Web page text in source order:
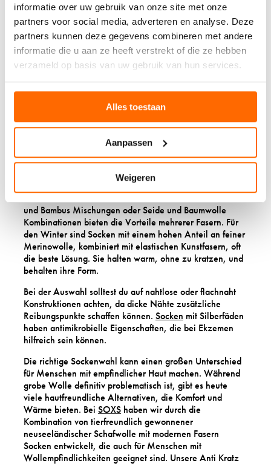
informatie over uw gebruik van onze site met onze
partners voor social media, adverteren en analyse. Deze
partners kunnen deze gegevens combineren met andere
informatie die u aan ze heeft verstrekt of die ze hebben
verzameld op basis van uw gebruik van hun services.
Alles toestaan
Aanpassen
Weigeren
EKZEMEN?
Bambusfasern sind eine hautfreundliche Alternative mit
natürlichen antibakteriellen Eigenschaften
. Sie sind
weich, feuchtigkeitsregulierend und hypoallergen. Seide
ist ebenfalls gut verträglich, aber weniger praktisch für
den Alltag und teurer in der Anschaffung.
chemische Behandlung, eignet sich gut für empfindliche
Haut. Modal und Tencel (Lyocell) aus Buchenholz sind
Feuchtigkeitsregulierung.
Spezielle Mischgewebe kombinieren verschiedene
und Bambus Mischungen oder Seide und Baumwolle
Kombinationen bieten die Vorteile mehrerer Fasern. Für
den Winter sind Socken mit einem hohen Anteil an feiner
Merinowolle, kombiniert mit elastischen Kunstfasern, oft
die beste Lösung. Sie halten warm, ohne zu kratzen, und
behalten ihre Form.
Bei der Auswahl solltest du auf nahtlose oder flachnaht
Konstruktionen achten, da dicke Nähte zusätzliche
Reibungspunkte schaffen können. Socken mit Silberfäden
haben antimikrobielle Eigenschaften, die bei Ekzemen
hilfreich sein können.
Die richtige Sockenwahl kann einen großen Unterschied
für Menschen mit empfindlicher Haut machen. Während
grobe Wolle definitiv problematisch ist, gibt es heute
viele hautfreundliche Alternativen, die Komfort und
Wärme bieten. Bei SOXS haben wir durch die
Kombination von tierfreundlich gewonnener
neuseeländischer Schafwolle mit modernen Fasern
Socken entwickelt, die auch für Menschen mit
Wollempfindlichkeiten geeignet sind. Unsere Anti Kratz